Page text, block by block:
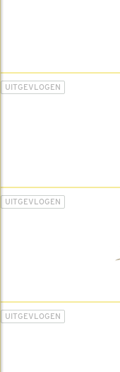
UITGEVLOGEN
UITGEVLOGEN
UITGEVLOGEN